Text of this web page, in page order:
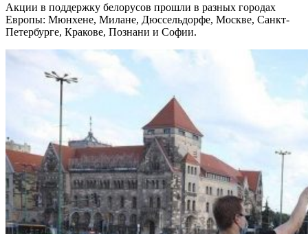
Акции в поддержку белорусов прошли в разных городах
Европы: Мюнхене, Милане, Дюссельдорфе, Москве, Санкт-
Петербурге, Кракове, Познани и Софии.